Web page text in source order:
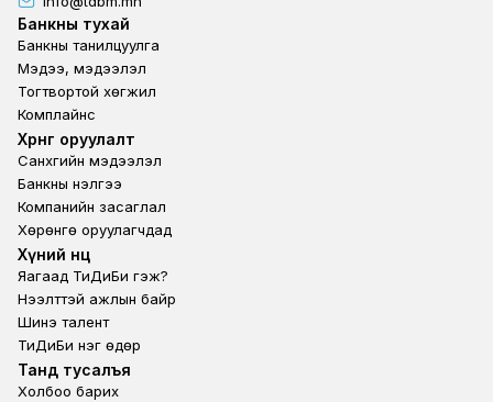
Footer
Банкны тухай
Банкны танилцуулга
Мэдээ, мэдээлэл
Тогтвортой хөгжил
Комплайнс
Footer third
Хөрөнгө оруулалт
Санхүүгийн мэдээлэл
Банкны үнэлгээ
Компанийн засаглал
Хөрөнгө оруулагчдад
Footer second
Хүний нөөц
Яагаад ТиДиБи гэж?
Нээлттэй ажлын байр
Шинэ талент
ТиДиБи нэг өдөр
Footer fourth
Танд тусалъя
Холбоо барих